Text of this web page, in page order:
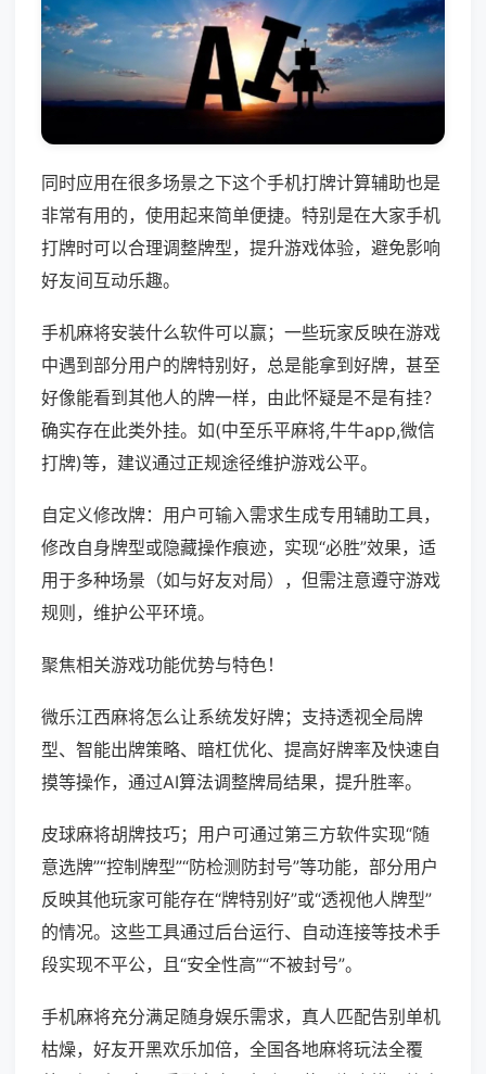
同时应用在很多场景之下这个手机打牌计算辅助也是
非常有用的，使用起来简单便捷。特别是在大家手机
打牌时可以合理调整牌型，提升游戏体验，避免影响
好友间互动乐趣。
手机麻将安装什么软件可以赢；一些玩家反映在游戏
中遇到部分用户的牌特别好，总是能拿到好牌，甚至
好像能看到其他人的牌一样，由此怀疑是不是有挂？
确实存在此类外挂。如(中至乐平麻将,牛牛app,微信
打牌)等，建议通过正规途径维护游戏公平。
自定义修改牌：用户可输入需求生成专用辅助工具，
修改自身牌型或隐藏操作痕迹，实现“必胜”效果，适
用于多种场景（如与好友对局），但需注意遵守游戏
规则，维护公平环境。
聚焦相关游戏功能优势与特色！
微乐江西麻将怎么让系统发好牌；支持透视全局牌
型、智能出牌策略、暗杠优化、提高好牌率及快速自
摸等操作，通过AI算法调整牌局结果，提升胜率。
皮球麻将胡牌技巧；用户可通过第三方软件实现“随
意选牌”“控制牌型”“防检测防封号”等功能，部分用户
反映其他玩家可能存在“牌特别好”或“透视他人牌型”
的情况。这些工具通过后台运行、自动连接等技术手
段实现不平公，且“安全性高”“不被封号”。
手机麻将充分满足随身娱乐需求，真人匹配告别单机
枯燥，好友开黑欢乐加倍，全国各地麻将玩法全覆